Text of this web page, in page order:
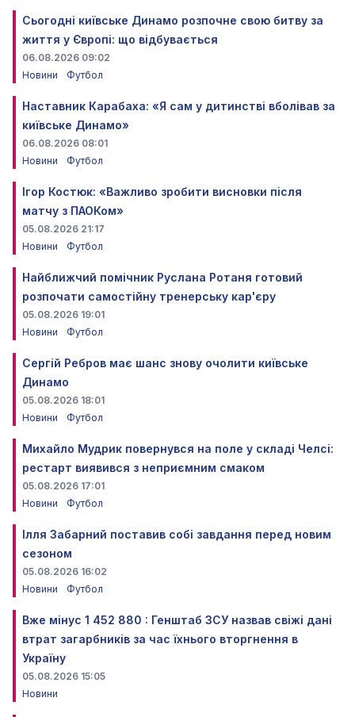
Сьогодні київське Динамо розпочне свою битву за
життя у Європі: що відбувається
06.08.2026 09:02
Новини
Футбол
Наставник Карабаха: «Я сам у дитинстві вболівав за
київське Динамо»
06.08.2026 08:01
Новини
Футбол
Ігор Костюк: «Важливо зробити висновки після
матчу з ПАОКом»
05.08.2026 21:17
Новини
Футбол
Найближчий помічник Руслана Ротаня готовий
розпочати самостійну тренерську кар'єру
05.08.2026 19:01
Новини
Футбол
Сергій Ребров має шанс знову очолити київське
Динамо
05.08.2026 18:01
Новини
Футбол
Михайло Мудрик повернувся на поле у складі Челсі:
рестарт виявився з неприємним смаком
05.08.2026 17:01
Новини
Футбол
Ілля Забарний поставив собі завдання перед новим
сезоном
05.08.2026 16:02
Новини
Футбол
Вже мінус 1 452 880 : Генштаб ЗСУ назвав свіжі дані
втрат загарбників за час їхнього вторгнення в
Україну
05.08.2026 15:05
Новини